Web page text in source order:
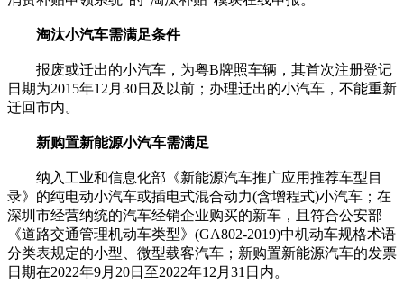
淘汰小汽车需满足条件
报废或迁出的小汽车，为粤B牌照车辆，其首次注册登记
日期为2015年12月30日及以前；办理迁出的小汽车，不能重新
迁回市内。
新购置新能源小汽车需满足
纳入工业和信息化部《新能源汽车推广应用推荐车型目
录》的纯电动小汽车或插电式混合动力(含增程式)小汽车；在
深圳市经营纳统的汽车经销企业购买的新车，且符合公安部
《道路交通管理机动车类型》(GA802-2019)中机动车规格术语
分类表规定的小型、微型载客汽车；新购置新能源汽车的发票
日期在2022年9月20日至2022年12月31日内。